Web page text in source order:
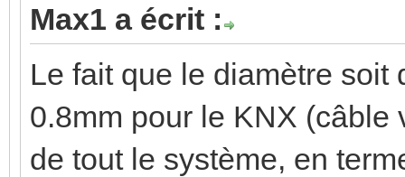
Max1 a écrit :
Le fait que le diamètre soit
0.8mm pour le KNX (câble
de tout le système, en